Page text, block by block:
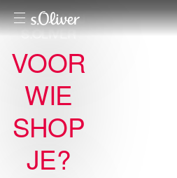
WELKOM BIJ
S.OLIVER
VOOR
WIE
SHOP
JE?